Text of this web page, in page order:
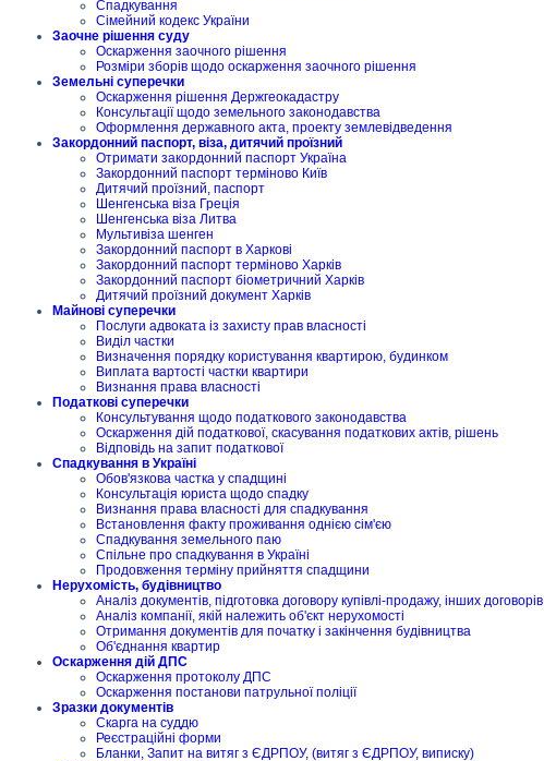
Спадкування
Сімейний кодекс України
Заочне рішення суду
Оскарження заочного рішення
Розміри зборів щодо оскарження заочного рішення
Земельні суперечки
Оскарження рішення Держгеокадастру
Консультації щодо земельного законодавства
Оформлення державного акта, проекту землевідведення
Закордонний паспорт, віза, дитячий проїзний
Отримати закордонний паспорт Україна
Закордонний паспорт терміново Київ
Дитячий проїзний, паспорт
Шенгенська віза Греція
Шенгенська віза Литва
Мультивіза шенген
Закордонний паспорт в Харкові
Закордонний паспорт терміново Харків
Закордонний паспорт біометричний Харків
Дитячий проїзний документ Харків
Майнові суперечки
Послуги адвоката із захисту прав власності
Виділ частки
Визначення порядку користування квартирою, будинком
Виплата вартості частки квартири
Визнання права власності
Податкові суперечки
Консультування щодо податкового законодавства
Оскарження дій податкової, скасування податкових актів, рішень
Відповідь на запит податкової
Спадкування в Україні
Обов'язкова частка у спадщині
Консультація юриста щодо спадку
Визнання права власності для спадкування
Встановлення факту проживання однією сім'єю
Спадкування земельного паю
Спільне про спадкування в Україні
Продовження терміну прийняття спадщини
Нерухомість, будівництво
Аналіз документів, підготовка договору купівлі-продажу, інших договорів
Аналіз компанії, якій належить об'єкт нерухомості
Отримання документів для початку і закінчення будівництва
Об'єднання квартир
Оскарження дій ДПС
Оскарження протоколу ДПС
Оскарження постанови патрульної поліції
Зразки документів
Скарга на суддю
Реєстраційні форми
Бланки, Запит на витяг з ЄДРПОУ, (витяг з ЄДРПОУ, виписку)